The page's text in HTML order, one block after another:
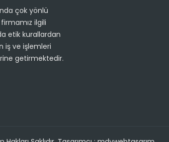
çok yönlü
ilgili
etik kurallardan
iş ve işlemleri
getirmektedir.